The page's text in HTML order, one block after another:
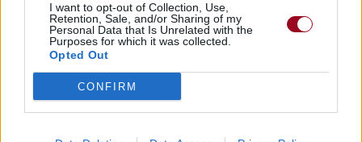
I want to opt-out of Collection, Use,
Retention, Sale, and/or Sharing of my
Personal Data that Is Unrelated with the
Purposes for which it was collected.
Opted Out
CONFIRM